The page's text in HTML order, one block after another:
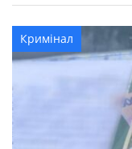
території
після чого скинув
стався 27
району. […]
Кримінал